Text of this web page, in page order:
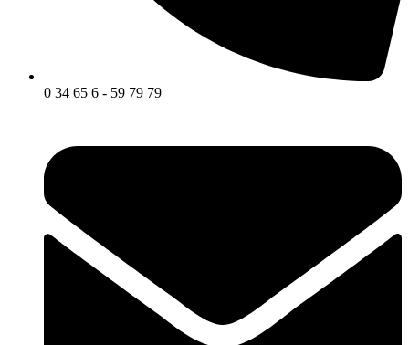
0 34 65 6 - 59 79 79